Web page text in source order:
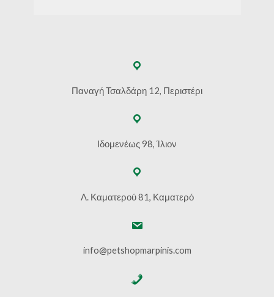
Παναγή Τσαλδάρη 12, Περιστέρι
Ιδομενέως 98, Ίλιον
Λ. Καματερού 81, Καματερό
info@petshopmarpinis.com